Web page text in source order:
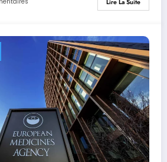
Lire La Suite